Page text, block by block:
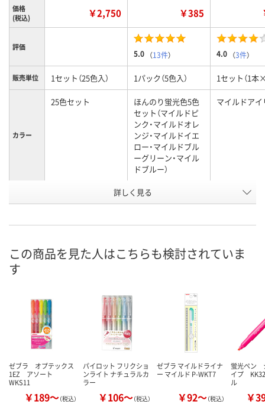
価格
(税込)
￥2,750 ￥385
評価
5.0 （13件） 4.0 （3件）
販売単位 1セット（25色入） 1パック（5色入） 1セット（1本
カラー
25色セット
ほんのり蛍光色5色
セット（マイルドピ
ンク・マイルドオレ
ンジ・マイルドイエ
ロー・マイルドブル
ーグリーン・マイル
ドブルー）
マイルドアイ
AR38378 UW21944
8月11日（火）
カゴへ
詳しく見る
この商品を見た人はこちらも検討されていま
す
ゼブラ オプテックス
1EZ アソート
WKS11
￥189～（税込）
パイロット フリクショ
ンライト ナチュラルカ
ラー
￥106～（税込）
ゼブラ マイルドライナ
ー マイルド P-WKT7
￥92～（税込）
蛍光ペン
イプ
ル
￥